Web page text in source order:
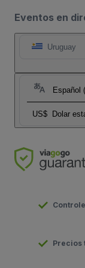
Eventos en
Uruguay
Español
US$ Dolar
Precios